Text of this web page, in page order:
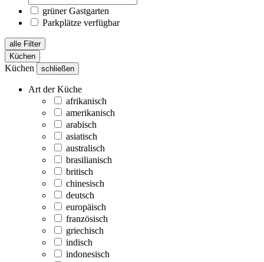
grüner Gastgarten
Parkplätze verfügbar
alle Filter
Küchen
Küchen schließen
Art der Küche
afrikanisch
amerikanisch
arabisch
asiatisch
australisch
brasilianisch
britisch
chinesisch
deutsch
europäisch
französisch
griechisch
indisch
indonesisch